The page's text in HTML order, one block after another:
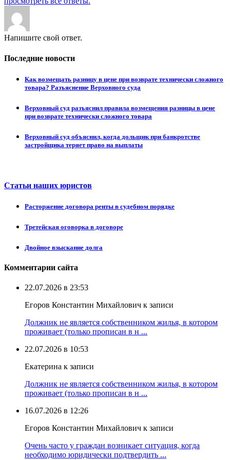
Напишите свой ответ.
Последние новости
Как возмещать разницу в цене при возврате технически сложного
товара? Разъяснение Верховного суда
Верховный суд разъяснил правила возмещения разницы в цене
при возврате технически сложного товара
Верховный суд объяснил, когда дольщик при банкротстве
застройщика теряет право на выплаты
Статьи наших юристов
Расторжение договора ренты в судебном порядке
Третейская оговорка в договоре
Двойное взыскание долга
Комментарии сайта
22.07.2026 в 23:53
Егоров Константин Михайлович к записи
Должник не является собственником жилья, в котором
проживает (только прописан в н ...
22.07.2026 в 10:53
Екатерина к записи
Должник не является собственником жилья, в котором
проживает (только прописан в н ...
16.07.2026 в 12:26
Егоров Константин Михайлович к записи
Очень часто у граждан возникает ситуация, когда
необходимо юридически подтвердить ...